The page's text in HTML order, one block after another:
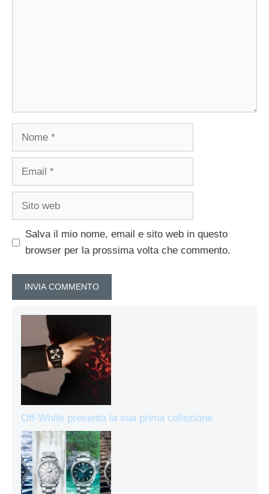
Nome
Email
Sito
Salva il mio nome, email e sito web in questo
browser per la prossima volta che commento.
Off-White presenta la sua prima collezione